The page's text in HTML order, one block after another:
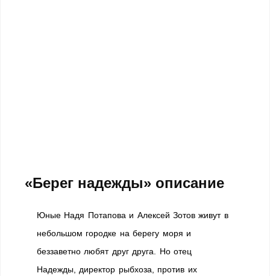
«Берег надежды» описание
Юные Надя Потапова и Алексей Зотов живут в
небольшом городке на берегу моря и
беззаветно любят друг друга. Но отец
Надежды, директор рыбхоза, против их